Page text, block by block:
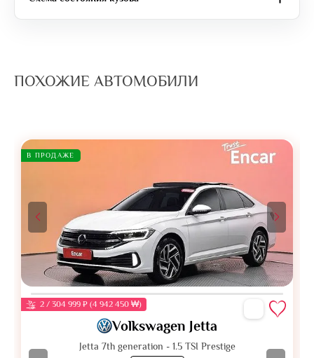
ПОХОЖИЕ АВТОМОБИЛИ
В ПРОДАЖЕ
2 / 304 999 ₽ (4 942 450 ₩)
Volkswagen Jetta
Jetta 7th generation - 1.5 TSI Prestige